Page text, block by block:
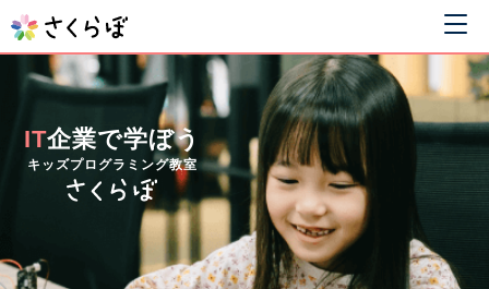
IT企業で学ぼう
キッズプログラミング教室